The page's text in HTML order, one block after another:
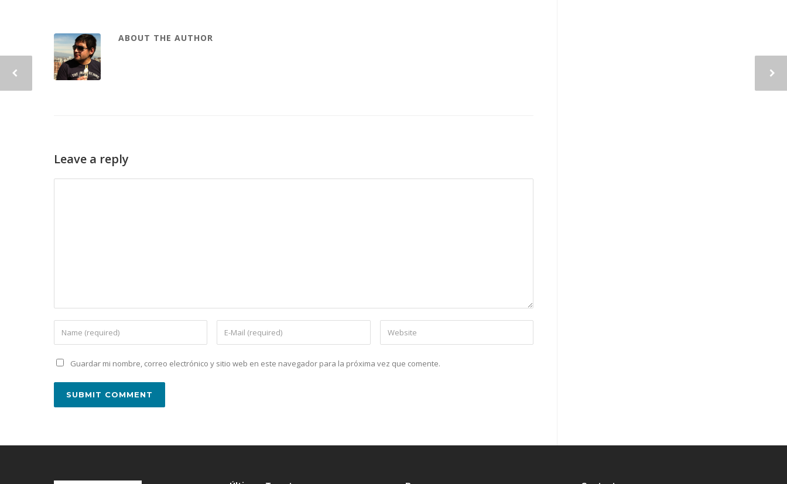
ABOUT THE AUTHOR
Leave a reply
Guardar mi nombre, correo electrónico y sitio web en este navegador para la próxima vez que comente.